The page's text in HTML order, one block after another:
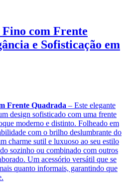
com Frente
e Sofisticação em
Frente Quadrada – Este elegante
design sofisticado com uma frente
moderno e distinto. Folheado em
com o brilho deslumbrante do
charme sutil e luxuoso ao seu estilo
sozinho ou combinado com outros
Um acessório versátil que se
quanto informais, garantindo que